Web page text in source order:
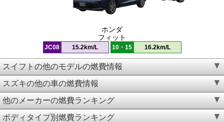
ホンダ
フィット
JC08 15.2km/L 10・15 16.2km/L
スイフトの他のモデルの燃費情報
スズキの他の車の燃費情報
他のメーカーの燃費ランキング
ボディタイプ別燃費ランキング